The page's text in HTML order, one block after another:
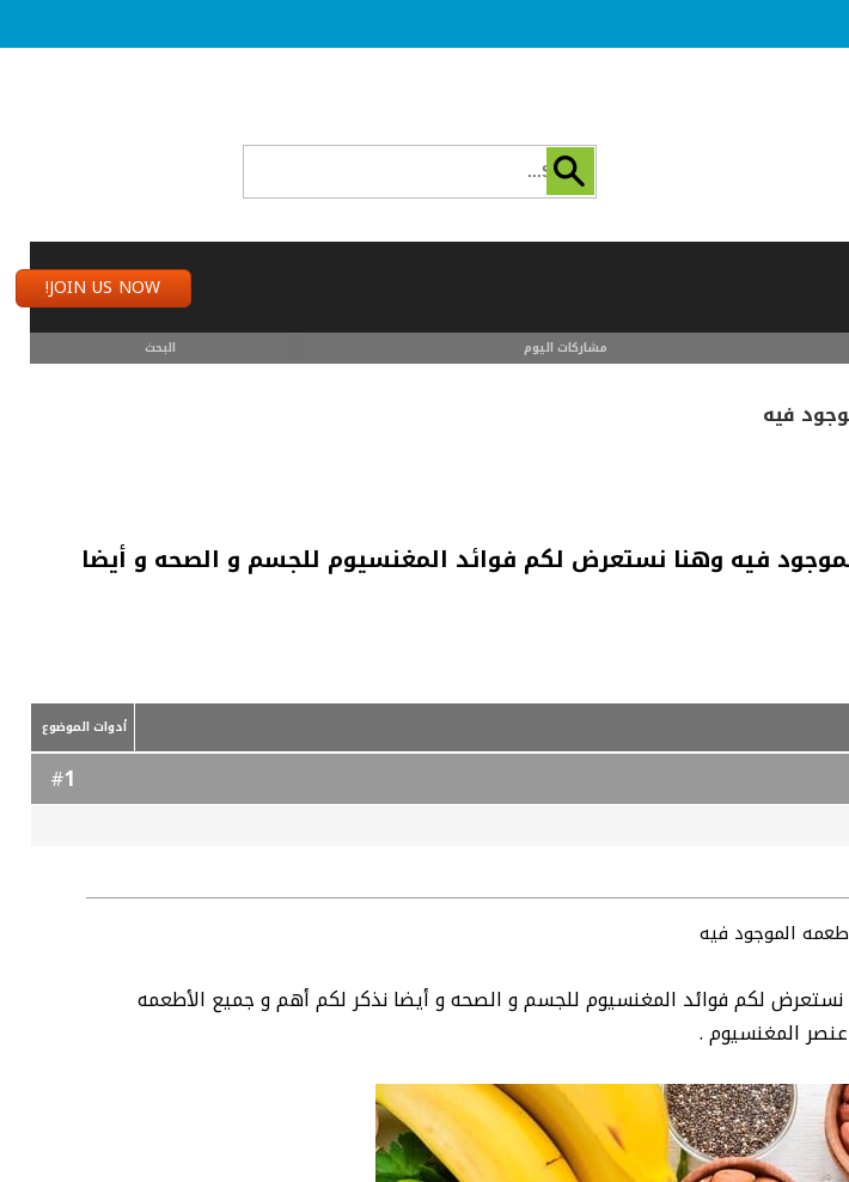
JOIN US NOW!
مشاركات اليوم البحث
فيه
فيه وهنا نستعرض لكم فوائد المغنسيوم للجسم و الصحه و أيضا
أدوات الموضوع
1
الموجود فيه
لكم فوائد المغنسيوم للجسم و الصحه و أيضا نذكر لكم أهم و جميع الأطعمه
المغنسيوم .